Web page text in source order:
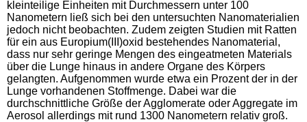
kleinteilige Einheiten mit Durchmessern unter 100
Nanometern ließ sich bei den untersuchten Nanomaterialien
jedoch nicht beobachten. Zudem zeigten Studien mit Ratten
für ein aus Europium(III)oxid bestehendes Nanomaterial,
dass nur sehr geringe Mengen des eingeatmeten Materials
über die Lunge hinaus in andere Organe des Körpers
gelangten. Aufgenommen wurde etwa ein Prozent der in der
Lunge vorhandenen Stoffmenge. Dabei war die
durchschnittliche Größe der Agglomerate oder Aggregate im
Aerosol allerdings mit rund 1300 Nanometern relativ groß.